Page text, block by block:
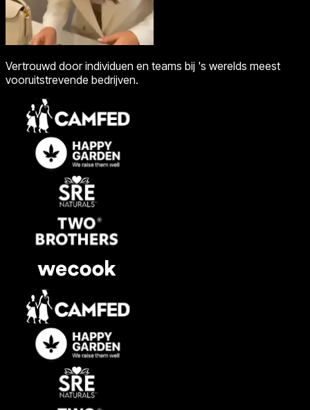
Vertrouwd door individuen en teams bij 's werelds meest
vooruitstrevende bedrijven.